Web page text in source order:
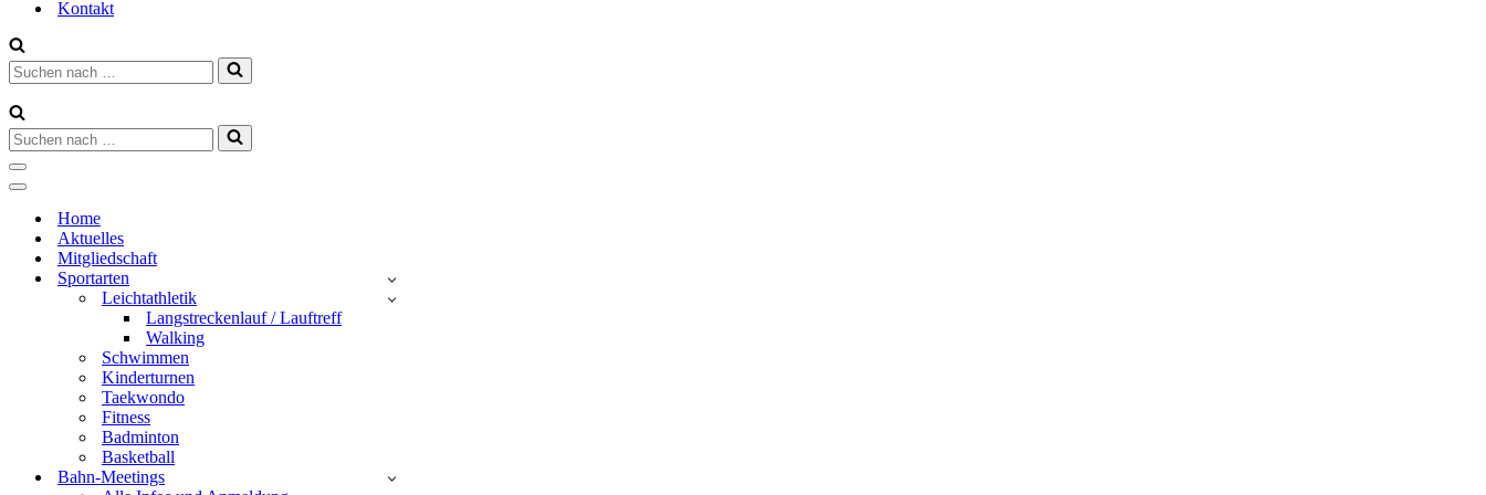
Kontakt
Suchen
nach …
Suchen
nach …
Navigationsmenü
Navigationsmenü
Home
Aktuelles
Mitgliedschaft
Sportarten
Leichtathletik
Langstreckenlauf / Lauftreff
Walking
Schwimmen
Kinderturnen
Taekwondo
Fitness
Badminton
Basketball
Bahn-Meetings